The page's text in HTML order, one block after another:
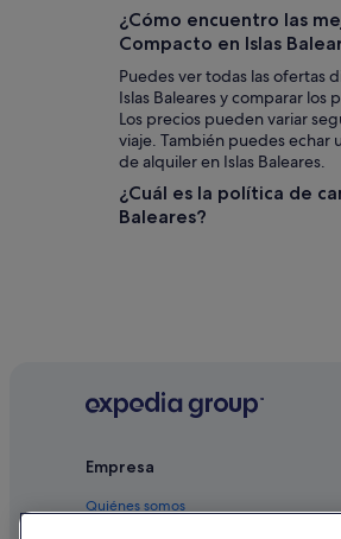
¿Cómo encuentro las
Compacto en Islas
Puedes ver todas las ofertas
Islas Baleares y comparar
Los precios pueden variar
viaje. También puedes echar
de alquiler en Islas Baleares.
¿Cuál es la política de
Baleares?
Empresa
Quiénes somos